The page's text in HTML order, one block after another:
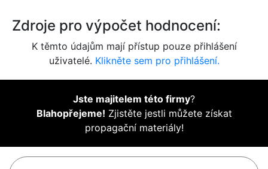
Zdroje pro výpočet hodnocení:
K těmto údajům mají přístup pouze přihlášení
uživatelé. Klikněte sem pro přihlášení.
Jste majitelem této firmy?
Blahopřejeme! Zjistěte jestli můžete získat
propagační materiály!